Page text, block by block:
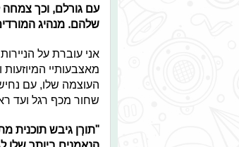
עם גורלם, וכך צמחה
שלהם. מנהיג
אני עוברת על
מאצבעותיי
העוצמה שלו, עם
שחור מכף רגל ועד
"תורְן גיבש תוכנית